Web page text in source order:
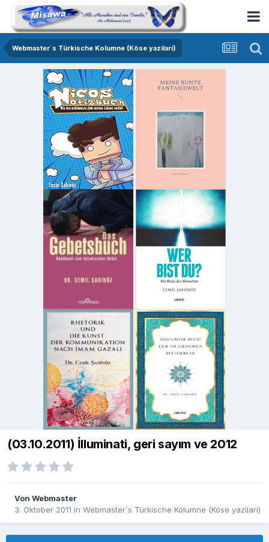
Webmaster´s Türkische Kolumne (Köse yazilari)
(03.10.2011) İlluminati, geri sayım ve 2012
Von Webmaster
3. Oktober 2011 in Webmaster´s Türkische Kolumne (Köse yazilari)